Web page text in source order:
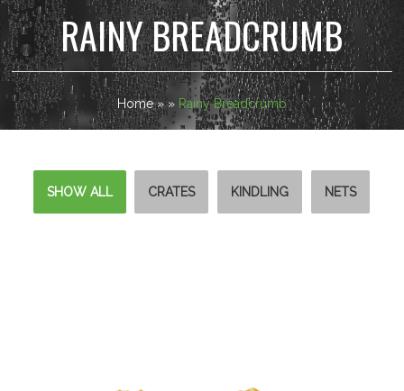
RAINY BREADCRUMB
Home»» Rainy Breadcrumb
SHOW ALL CRATES KINDLING NETS